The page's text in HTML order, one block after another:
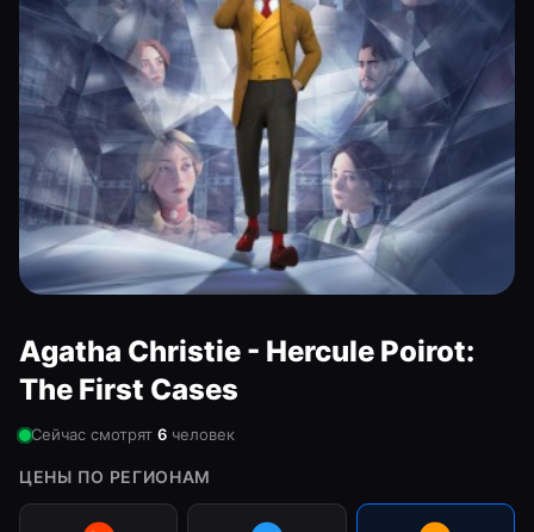
Agatha Christie - Hercule Poirot:
The First Cases
Сейчас смотрят 6 человек
ЦЕНЫ ПО РЕГИОНАМ